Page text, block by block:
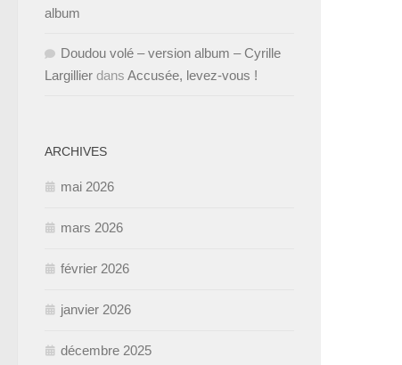
album
Doudou volé – version album – Cyrille
Largillier dans Accusée, levez-vous !
ARCHIVES
mai 2026
mars 2026
février 2026
janvier 2026
décembre 2025